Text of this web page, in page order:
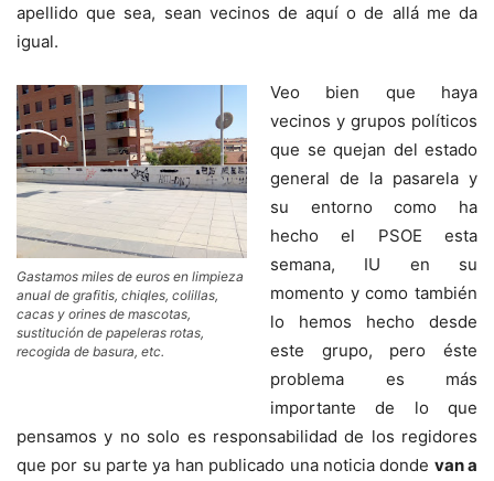
apellido que sea, sean vecinos de aquí o de allá me da
igual.
Gastamos miles de euros en limpieza
anual de grafitis, chiqles, colillas,
cacas y orines de mascotas,
sustitución de papeleras rotas,
recogida de basura, etc.
Veo bien que haya
vecinos y grupos políticos
que se quejan del estado
general de la pasarela y
su entorno como ha
hecho el PSOE esta
semana, IU en su
momento y como también
lo hemos hecho desde
este grupo, pero éste
problema es más
importante de lo que
pensamos y no solo es responsabilidad de los regidores
que por su parte ya han publicado una noticia donde van a